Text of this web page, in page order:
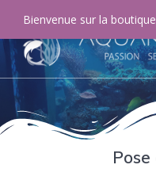
Pose
Bienvenue sur la